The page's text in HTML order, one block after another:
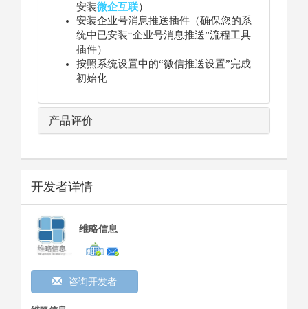
安装微企互联）
安装企业号消息推送插件（确保您的系
统中已安装“企业号消息推送”流程工具
插件）
按照系统设置中的“微信推送设置”完成
初始化
产品评价
开发者详情
维略信息
咨询开发者